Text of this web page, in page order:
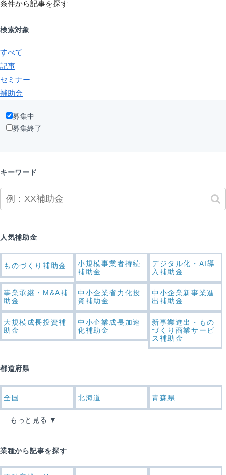
条件から記事を探す
検索対象
すべて
記事
セミナー
補助金
募集中
募集終了
キーワード
人気補助金
ものづくり補助金
小規模事業者持続
補助金
デジタル化・AI導
入補助金
事業承継・M&A補
助金
中小企業省力化投
資補助金
中小企業新事業進
出補助金
大規模成長投資補
助金
中小企業成長加速
化補助金
新事業進出・もの
づくり商業サービ
ス補助金
都道府県
全国 北海道 青森県
もっと見る
業種から記事を探す